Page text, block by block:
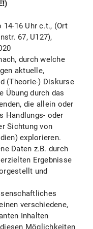
14-16 Uhr c.t., (Ort
67, U127),
durch welche
aktuelle,
(Theorie-) Diskurse
Übung durch das
die allein oder
Handlungs- oder
Sichtung von
explorieren.
Daten z.B. durch
Ergebnisse
und
verschiedene,
Inhalten
Möglichkeiten